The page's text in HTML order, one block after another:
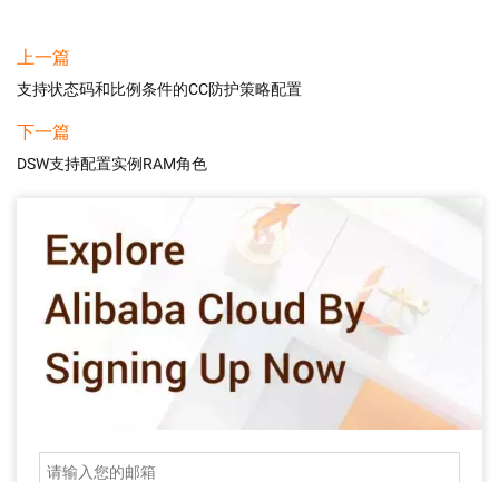
上一篇
支持状态码和比例条件的CC防护策略配置
下一篇
DSW支持配置实例RAM角色